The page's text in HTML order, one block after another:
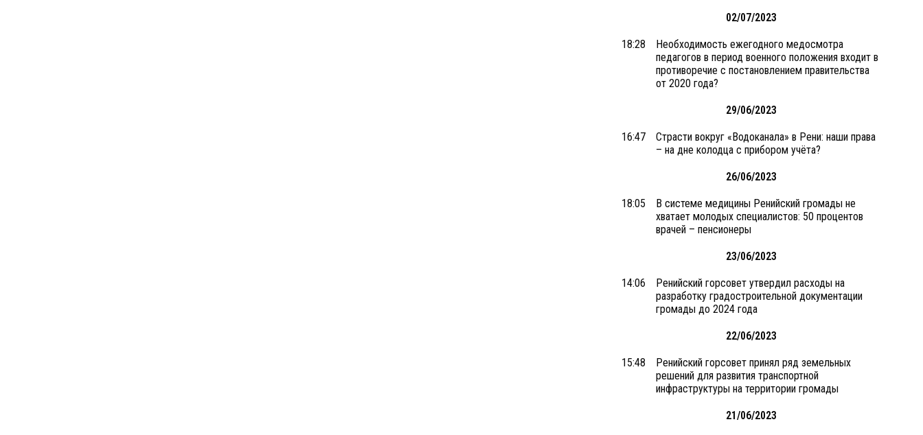
02/07/2023
18:28
Необходимость ежегодного медосмотра
педагогов в период военного положения входит в
противоречие с постановлением правительства
от 2020 года?
29/06/2023
16:47
Страсти вокруг «Водоканала» в Рени: наши права
– на дне колодца с прибором учёта?
26/06/2023
18:05
В системе медицины Ренийский громады не
хватает молодых специалистов: 50 процентов
врачей – пенсионеры
23/06/2023
14:06
Ренийский горсовет утвердил расходы на
разработку градостроительной документации
громады до 2024 года
22/06/2023
15:48
Ренийский горсовет принял ряд земельных
решений для развития транспортной
инфраструктуры на территории громады
21/06/2023